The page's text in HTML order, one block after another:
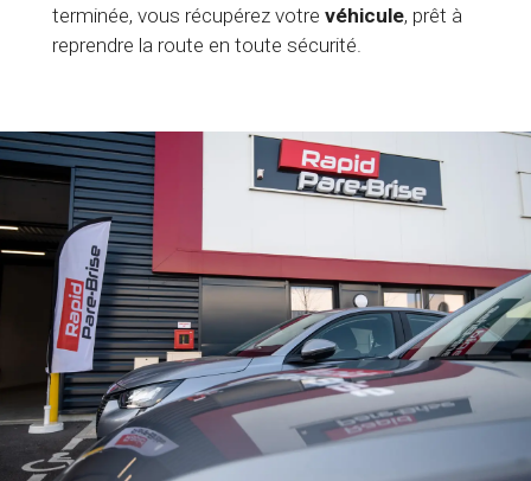
terminée, vous récupérez votre véhicule, prêt à
reprendre la route en toute sécurité.